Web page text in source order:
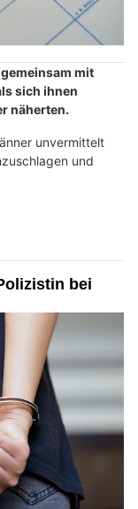
mit
sich ihnen
näherten.
unvermittelt
und
bei